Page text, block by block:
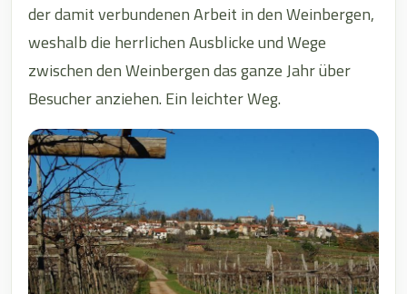
der damit verbundenen Arbeit in den Weinbergen,
weshalb die herrlichen Ausblicke und Wege
zwischen den Weinbergen das ganze Jahr über
Besucher anziehen. Ein leichter Weg.